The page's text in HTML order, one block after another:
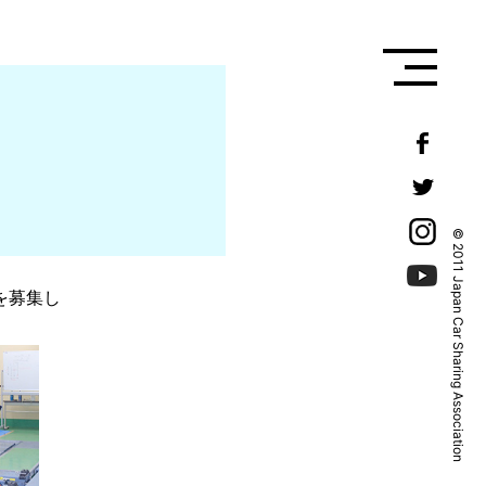
© 2011 Japan Car Sharing Association
募集し